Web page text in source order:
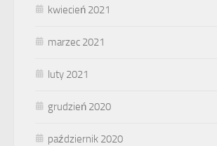
kwiecień 2021
marzec 2021
luty 2021
grudzień 2020
październik 2020